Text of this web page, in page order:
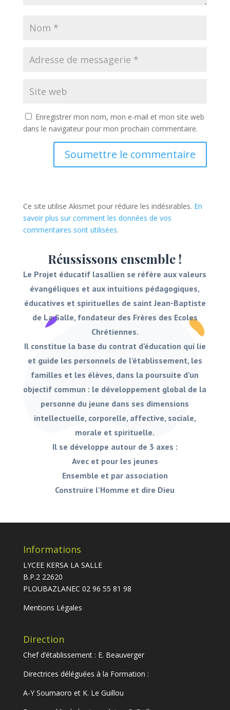
Enregistrer mon nom, mon e-mail et mon site web
dans le navigateur pour mon prochain commentaire.
Soumettre le commentaire
Ce site utilise Akismet pour réduire les indésirables. En
savoir plus sur comment les données de vos
commentaires sont utilisées.
Réussissons ensemble !
Le Projet éducatif lasallien se réfère aux valeurs
évangéliques et aux intuitions pédagogiques,
éducatives et spirituelles de saint Jean-Baptiste
de La Salle, fondateur des Frères des Ecoles
Chrétiennes.
Il constitue la base du contrat d’éducation qui lie
et guide les personnels de l’établissement, les
familles et les élèves, dans la poursuite d’un
objectif commun : le développement global de la
personne du jeune dans ses dimensions
intellectuelle, corporelle, affective, sociale,
morale et spirituelle.
Il se développe autour de 3 axes :
Avec et pour les jeunes
Ensemble et par association
Construire l’Homme et dire Dieu
Informations
LYCEE KERSA LA SALLE
B.P.2 22620
PLOUBAZLANEC 02 96 55 81 98
Mentions Légales
Direction
Chef d’établissement : E. Beauverger
Directrices déléguées à la Formation :
A-Y Soumaoro et K. Le Guillou